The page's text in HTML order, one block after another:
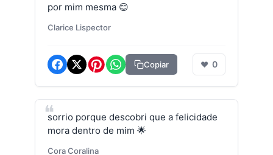
por mim mesma 😊
Clarice Lispector
Copiar ❤ 0
sorrio porque descobri que a felicidade
mora dentro de mim 🌟
Cora Coralina